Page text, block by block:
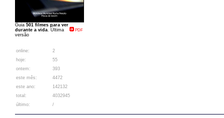
Guia 501 filmes para ver
durante a vida. Última
versão
PDF
online:
2
hoje:
55
ontem:
393
este mês:
4472
este ano:
142132
total:
4032945
último:
/